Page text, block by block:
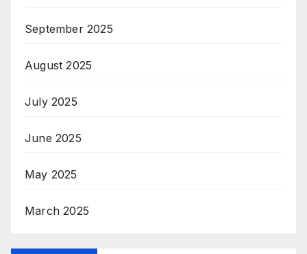
September 2025
August 2025
July 2025
June 2025
May 2025
March 2025